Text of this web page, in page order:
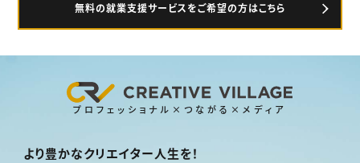
無料の就業支援サービスをご希望の方はこちら
プロフェッショナル×つながる×メディア
より豊かなクリエイター人生を！